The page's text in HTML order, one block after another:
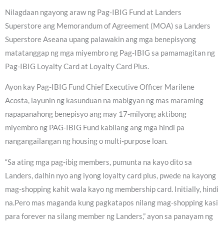
Nilagdaan ngayong araw ng Pag-IBIG Fund at Landers
Superstore ang Memorandum of Agreement (MOA) sa Landers
Superstore Aseana upang palawakin ang mga benepisyong
matatanggap ng mga miyembro ng Pag-IBIG sa pamamagitan ng
Pag-IBIG Loyalty Card at Loyalty Card Plus.
Ayon kay Pag-IBIG Fund Chief Executive Officer Marilene
Acosta, layunin ng kasunduan na mabigyan ng mas maraming
napapanahong benepisyo ang may 17-milyong aktibong
miyembro ng PAG-IBIG Fund kabilang ang mga hindi pa
nangangailangan ng housing o multi-purpose loan.
“Sa ating mga pag-ibig members, pumunta na kayo dito sa
Landers, dalhin nyo ang iyong loyalty card plus, pwede na kayong
mag-shopping kahit wala kayo ng membership card. Initially, hindi
na.Pero mas maganda kung pagkatapos nilang mag-shopping kasi
para forever na silang member ng Landers,” ayon sa panayam ng